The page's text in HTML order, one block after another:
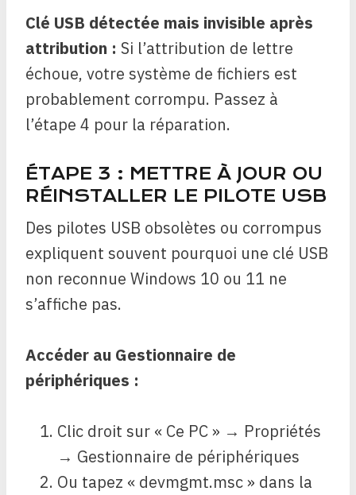
Clé USB détectée mais invisible après
attribution : Si l’attribution de lettre
échoue, votre système de fichiers est
probablement corrompu. Passez à
l’étape 4 pour la réparation.
ÉTAPE 3 : METTRE À JOUR OU
RÉINSTALLER LE PILOTE USB
Des pilotes USB obsolètes ou corrompus
expliquent souvent pourquoi une clé USB
non reconnue Windows 10 ou 11 ne
s’affiche pas.
Accéder au Gestionnaire de
périphériques :
Clic droit sur « Ce PC » → Propriétés
→ Gestionnaire de périphériques
Ou tapez « devmgmt.msc » dans la